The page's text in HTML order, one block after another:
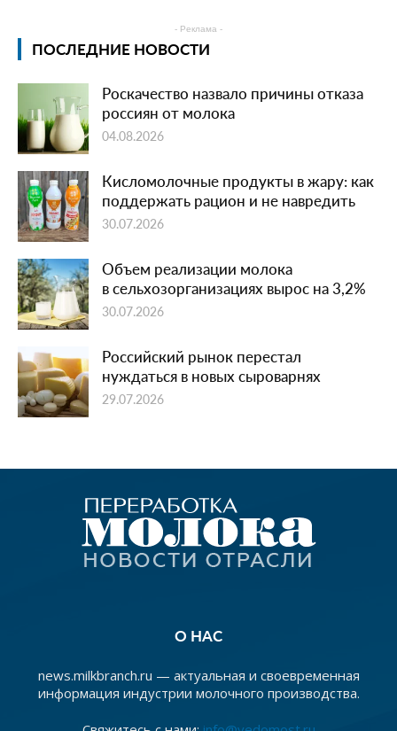
- Реклама -
ПОСЛЕДНИЕ НОВОСТИ
Роскачество назвало причины отказа
россиян от молока
04.08.2026
Кисломолочные продукты в жару: как
поддержать рацион и не навредить
30.07.2026
Объем реализации молока
в сельхозорганизациях вырос на 3,2%
30.07.2026
Российский рынок перестал
нуждаться в новых сыроварнях
29.07.2026
О НАС
news.milkbranch.ru — актуальная и своевременная
информация индустрии молочного производства.